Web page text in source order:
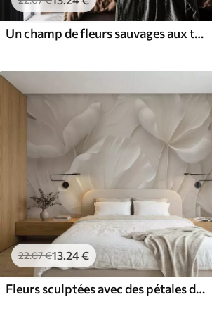
Un champ de fleurs sauvages aux tons bruns et beiges discrets, parsemé de hautes herbes et de fleurs délicates
22.07€13 .24€
Fleurs sculptées avec des pétales doux